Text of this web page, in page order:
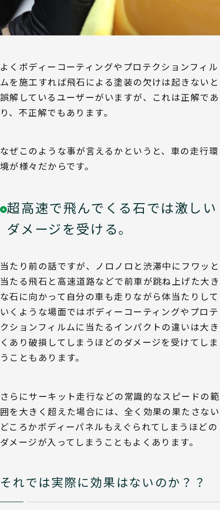
よくボディーコーティングやプロテクションフィル
ムを施工すれば飛石による塗装の欠けは起きないと
誤解しているユーザーがいますが、これは正解であ
り、不正解でもあります。
なぜこのような事が言えるかというと、車の走行環
境が様々だからです。
超高速で飛んでくる石では激しい
ダメージを受ける。
当たり前の話ですが、ノロノロと渋滞中にフワッと
当たる飛石と高速道路などで前車が跳ね上げた大き
な石に向かって自分の車も走りながら体当たりして
いくような場面ではボディーコーティングやプロテ
クションフィルムに当たるインパクトの違いは大き
くあり破損してしまうほどのダメージを受けてしま
うこともあります。
さらにサーキット走行などの常識的なスピードの範
囲を大きく超えた場合には、全く効果の果たさない
どころかボディーパネルもえぐられてしまうほどの
ダメージが入ってしまうこともよくあります。
それでは実際に効果はないのか？？